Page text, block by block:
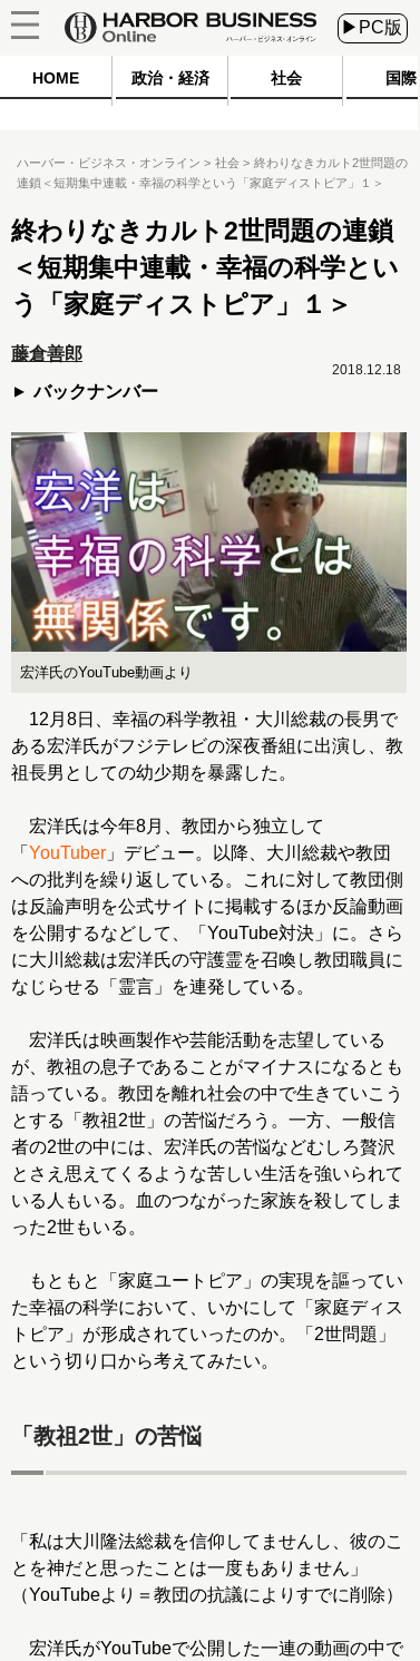
▶PC版
HOME 政治・経済 社会 国際
ハーバー・ビジネス・オンライン 社会
終わりなきカルト2世問題の
連鎖＜短期集中連載・幸福の科学という「家庭ディストピア」１＞
終わりなきカルト2世問題の連鎖
＜短期集中連載・幸福の科学とい
う「家庭ディストピア」１＞
藤倉善郎
バックナンバー
2018.12.18
宏洋氏のYouTube動画より
12月8日、幸福の科学教祖・大川総裁の長男で
ある宏洋氏がフジテレビの深夜番組に出演し、教
祖長男としての幼少期を暴露した。
宏洋氏は今年8月、教団から独立して
「 YouTuber 」デビュー。以降、大川総裁や教団
への批判を繰り返している。これに対して教団側
は反論声明を公式サイトに掲載するほか反論動画
を公開するなどして、「YouTube対決」に。さら
に大川総裁は宏洋氏の守護霊を召喚し教団職員に
なじらせる「霊言」を連発している。
宏洋氏は映画製作や芸能活動を志望している
が、教祖の息子であることがマイナスになるとも
語っている。教団を離れ社会の中で生きていこう
とする「教祖2世」の苦悩だろう。一方、一般信
者の2世の中には、宏洋氏の苦悩などむしろ贅沢
とさえ思えてくるような苦しい生活を強いられて
いる人もいる。血のつながった家族を殺してしま
った2世もいる。
もともと「家庭ユートピア」の実現を謳ってい
た幸福の科学において、いかにして「家庭ディス
トピア」が形成されていったのか。「2世問題」
という切り口から考えてみたい。
「教祖2世」の苦悩
「私は大川隆法総裁を信仰してませんし、彼のこ
とを神だと思ったことは一度もありません」
（YouTubeより＝教団の抗議によりすでに削除）
宏洋氏がYouTubeで公開した一連の動画の中で